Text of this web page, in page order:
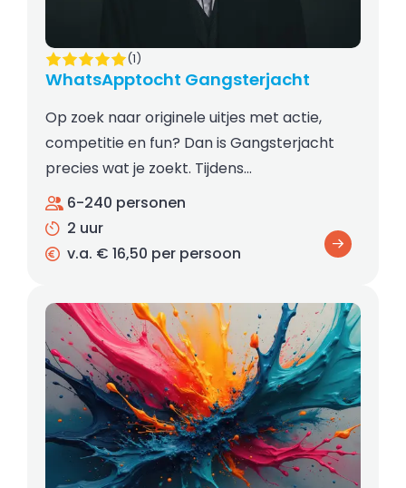
WhatsApptocht Gangsterjacht
(1)
Op zoek naar originele uitjes met actie,
competitie en fun? Dan is Gangsterjacht
precies wat je zoekt. Tijdens…
6-240 personen
2 uur
v.a. € 16,50 per persoon